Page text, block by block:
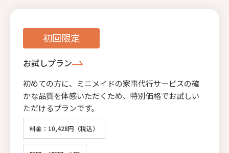
初回限定
お試しプラン
初めての方に、ミニメイドの家事代行サービスの確
かな品質を体感いただくため、特別価格でお試しい
ただけるプランです。
料金：10,428円（税込）